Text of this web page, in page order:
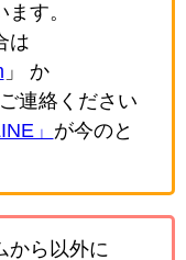
す。
は
」 か
連絡ください
」 が今のと
から以外に